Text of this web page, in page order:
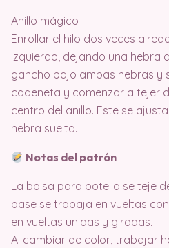
Anillo mágico
Enrollar el hilo dos veces
izquierdo, dejando una hebra
gancho bajo ambas hebras y
cadeneta y comenzar a tejer
centro del anillo. Este se
hebra suelta.
Notas del patrón
La bolsa para botella se teje
base se trabaja en vueltas
en vueltas unidas y giradas.
Al cambiar de color, trabajar